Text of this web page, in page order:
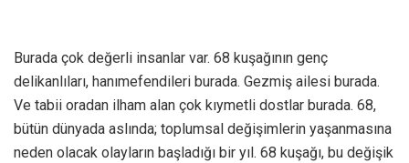
Burada çok değerli insanlar var. 68 kuşağının genç
delikanlıları, hanımefendileri burada. Gezmiş ailesi burada.
Ve tabii oradan ilham alan çok kıymetli dostlar burada. 68,
bütün dünyada aslında; toplumsal değişimlerin yaşanmasına
neden olacak olayların başladığı bir yıl. 68 kuşağı, bu değişik